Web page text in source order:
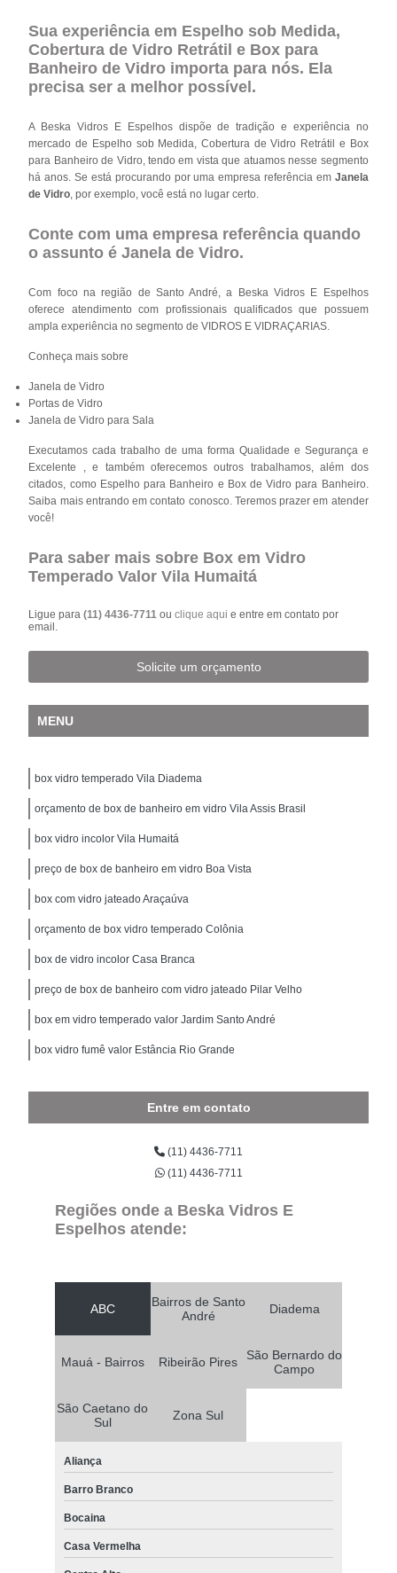
Sua experiência em Espelho sob Medida,
Cobertura de Vidro Retrátil e Box para
Banheiro de Vidro importa para nós. Ela
precisa ser a melhor possível.
A Beska Vidros E Espelhos dispõe de tradição e experiência no
mercado de Espelho sob Medida, Cobertura de Vidro Retrátil e Box
para Banheiro de Vidro, tendo em vista que atuamos nesse segmento
há anos. Se está procurando por uma empresa referência em Janela
de Vidro , por exemplo, você está no lugar certo.
Conte com uma empresa referência quando
o assunto éJanela de Vidro.
Com foco na região de Santo André, a Beska Vidros E Espelhos
oferece atendimento com profissionais qualificados que possuem
ampla experiência no segmento de VIDROS E VIDRAÇARIAS.
Conheça mais sobre
Janela de Vidro
Portas de Vidro
Janela de Vidro para Sala
Executamos cada trabalho de uma forma Qualidade e Segurança e
Excelente , e também oferecemos outros trabalhamos, além dos
citados, como Espelho para Banheiro e Box de Vidro para Banheiro.
Saiba mais entrando em contato conosco. Teremos prazer em atender
você!
Para saber mais sobre Box em Vidro
Temperado Valor Vila Humaitá
Ligue para(11) 4436-7711ouclique aqui e entre em contato por
email.
Solicite um orçamento
MENU
box vidro temperado Vila Diadema
orçamento de box de banheiro em vidro Vila Assis Brasil
box vidro incolor Vila Humaitá
preço de box de banheiro em vidro Boa Vista
box com vidro jateado Araçaúva
orçamento de box vidro temperado Colônia
box de vidro incolor Casa Branca
preço de box de banheiro com vidro jateado Pilar Velho
box em vidro temperado valor Jardim Santo André
box vidro fumê valor Estância Rio Grande
Entre em contato
(11) 4436-7711
(11) 4436-7711
Regiões onde a Beska Vidros E
Espelhos atende:
ABC
Bairros de Santo
André
Diadema
Mauá - Bairros Ribeirão Pires
São Bernardo do
Campo
São Caetano do
Sul
Zona Sul
Aliança
Barro Branco
Bocaina
Casa Vermelha